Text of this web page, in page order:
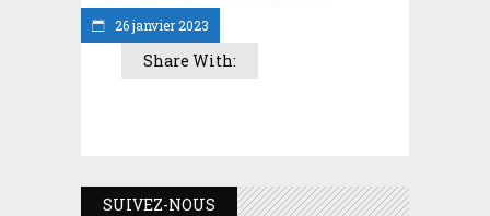
26 janvier 2023
Share With:
SUIVEZ-NOUS